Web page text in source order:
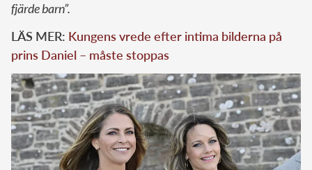
fjärde barn”.
LÄS MER: Kungens vrede efter intima bilderna på
prins Daniel – måste stoppas